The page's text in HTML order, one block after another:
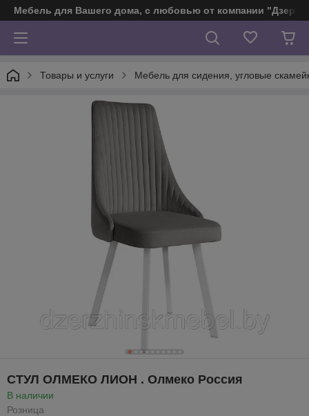
Мебель для Вашего дома, с любовью от компании
Товары и услуги Мебель для сидения, угловые
СТУЛ ОЛМЕКО ЛИОН . Олмеко Россия
В наличии
Розница